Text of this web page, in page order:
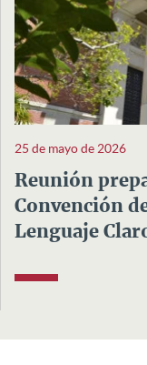
25 de mayo de 2026
Reunión
Convención
Lenguaje